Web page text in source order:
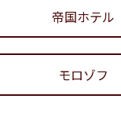
帝国ホテル
モロゾフ